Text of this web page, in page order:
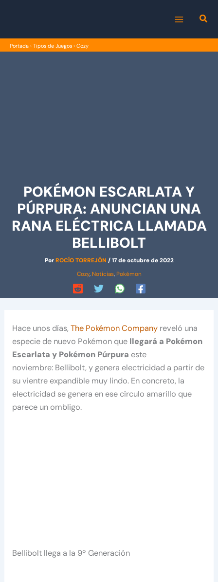
MENU
Portada › Tipos de Juegos › Cozy
POKÉMON ESCARLATA Y
PÚRPURA: ANUNCIAN UNA
RANA ELÉCTRICA LLAMADA
BELLIBOLT
PorROCÍO TORREJÓN /17 de octubre de 2022
Cozy, Noticias, Pokémon
Hace unos días,The Pokémon Company reveló una
especie de nuevo Pokémon que llegará a Pokémon
Escarlata y Pokémon Púrpura este
noviembre: Bellibolt, y genera electricidad a partir de
su vientre expandible muy lindo. En concreto, la
electricidad se genera en ese círculo amarillo que
parece un ombligo.
Bellibolt llega a la 9º Generación